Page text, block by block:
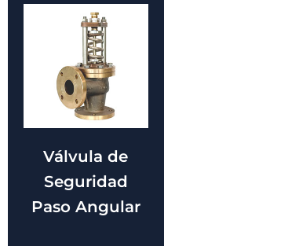
Válvula de
Seguridad
Paso Angular